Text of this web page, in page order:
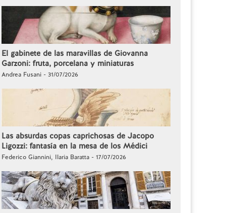
El gabinete de las maravillas de Giovanna
Garzoni: fruta, porcelana y miniaturas
Andrea Fusani - 31/07/2026
Las absurdas copas caprichosas de Jacopo
Ligozzi: fantasía en la mesa de los Médici
Federico Giannini, Ilaria Baratta - 17/07/2026